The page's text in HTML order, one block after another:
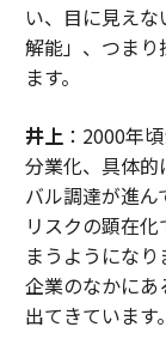
い、目に見え
解能」、つま
ます。
井上 ：2000年
分業化、具体
バル調達が進
リスクの顕在
まうようになり
企業のなかに
出てきています。